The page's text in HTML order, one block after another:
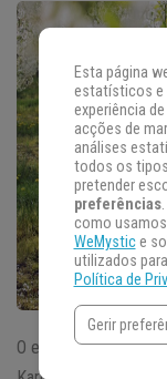
O espiritismo possui
Esta página
estatísticos e
experiência
acções de
análises
todos os
pretender
preferências
como
WeMystice
utilizados
Política de
Gerir